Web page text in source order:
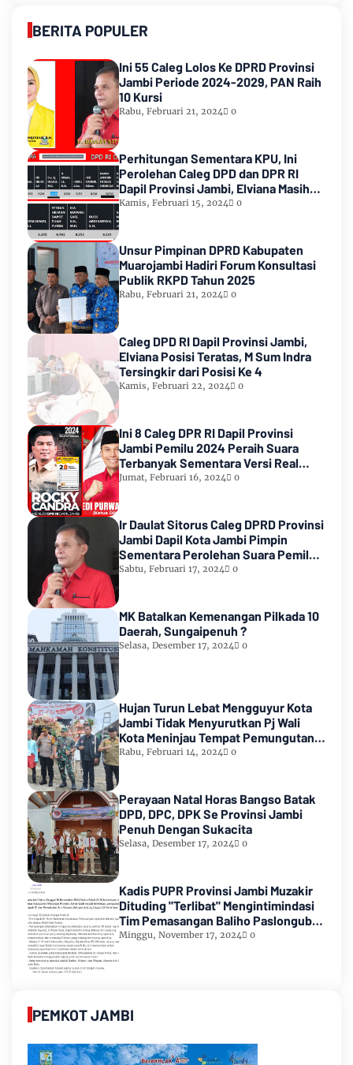
BERITA POPULER
Ini 55 Caleg Lolos Ke DPRD Provinsi
Jambi Periode 2024-2029, PAN Raih
10 Kursi
Rabu, Februari 21, 2024 0
Perhitungan Sementara KPU, Ini
Perolehan Caleg DPD dan DPR RI
Dapil Provinsi Jambi, Elviana Masih
Urutan Kedua Teratas
Kamis, Februari 15, 2024 0
Unsur Pimpinan DPRD Kabupaten
Muarojambi Hadiri Forum Konsultasi
Publik RKPD Tahun 2025
Rabu, Februari 21, 2024 0
Caleg DPD RI Dapil Provinsi Jambi,
Elviana Posisi Teratas, M Sum Indra
Tersingkir dari Posisi Ke 4
Kamis, Februari 22, 2024 0
Ini 8 Caleg DPR RI Dapil Provinsi
Jambi Pemilu 2024 Peraih Suara
Terbanyak Sementara Versi Real
Count KPU RI
Jumat, Februari 16, 2024 0
Ir Daulat Sitorus Caleg DPRD Provinsi
Jambi Dapil Kota Jambi Pimpin
Sementara Perolehan Suara Pemilu
2024
Sabtu, Februari 17, 2024 0
MK Batalkan Kemenangan Pilkada 10
Daerah, Sungaipenuh ?
Selasa, Desember 17, 2024 0
Hujan Turun Lebat Mengguyur Kota
Jambi Tidak Menyurutkan Pj Wali
Kota Meninjau Tempat Pemungutan
Suara Pemilu 2024
Rabu, Februari 14, 2024 0
Perayaan Natal Horas Bangso Batak
DPD, DPC, DPK Se Provinsi Jambi
Penuh Dengan Sukacita
Selasa, Desember 17, 2024 0
Kadis PUPR Provinsi Jambi Muzakir
Dituding "Terlibat" Mengintimindasi
Tim Pemasangan Baliho Paslongub
Romi-Sudirman
Minggu, November 17, 2024 0
PEMKOT JAMBI